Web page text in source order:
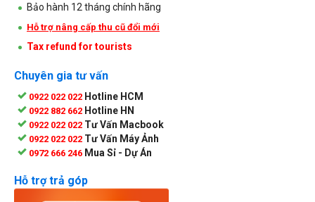
Bảo hành 12 tháng chính hãng
Hỗ trợ nâng cấp thu cũ đổi mới
Tax refund for tourists
Chuyên gia tư vấn
0922 022 022 Hotline HCM
0922 882 662 Hotline HN
0922 022 022 Tư Vấn Macbook
0922 022 022 Tư Vấn Máy Ảnh
0972 666 246 Mua Sỉ - Dự Án
Hỗ trợ trả góp